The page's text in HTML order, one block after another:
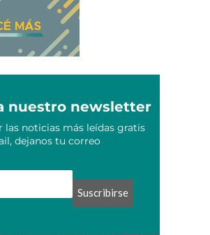
nuestro newsletter
las noticias más leídas gratis
dejanos tu correo
Suscribirse